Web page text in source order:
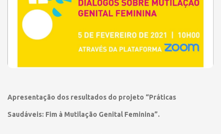
Apresentação dos resultados do projeto “Práticas
Saudáveis: Fim à Mutilação Genital Feminina”.